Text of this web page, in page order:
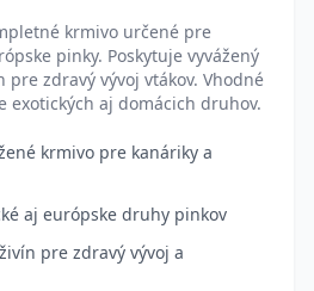
krmivo určené pre
pinky. Poskytuje vyvážený
zdravý vývoj vtákov. Vhodné
exotických aj domácich druhov.
krmivo pre kanáriky a
aj európske druhy pinkov
pre zdravý vývoj a